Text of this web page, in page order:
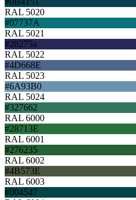
RAL 5020
#07737A
RAL 5021
#28275a
RAL 5022
#4D668E
RAL 5023
#6A93B0
RAL 5024
#327662
RAL 6000
#28713E
RAL 6001
#276235
RAL 6002
#4B573E
RAL 6003
#004547